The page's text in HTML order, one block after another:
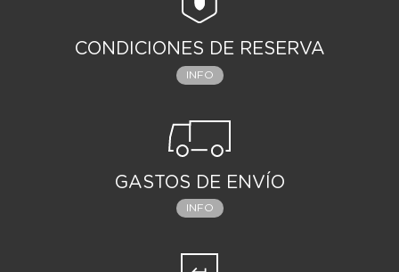
CONDICIONES DE RESERVA
INFO
GASTOS DE ENVÍO
INFO